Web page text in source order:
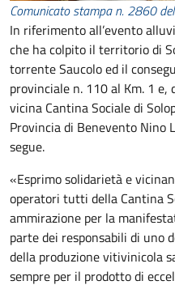
Comunicato stampa n. 2860
In riferimento all’evento
che ha colpito il territorio di
torrente Saucolo ed il
provinciale n. 110 al Km. 1 e,
vicina Cantina Sociale di
Provincia di Benevento Nino
segue.
«Esprimo solidarietà e
operatori tutti della Cantina
ammirazione per la
parte dei responsabili di uno
della produzione vitivinicola
sempre per il prodotto di